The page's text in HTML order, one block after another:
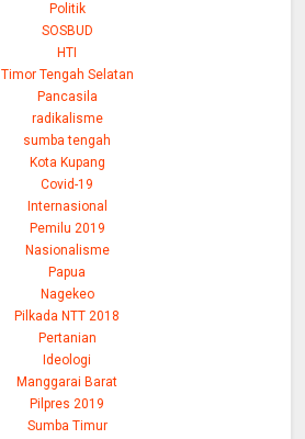
Politik
SOSBUD
HTI
Timor Tengah Selatan
Pancasila
radikalisme
sumba tengah
Kota Kupang
Covid-19
Internasional
Pemilu 2019
Nasionalisme
Papua
Nagekeo
Pilkada NTT 2018
Pertanian
Ideologi
Manggarai Barat
Pilpres 2019
Sumba Timur